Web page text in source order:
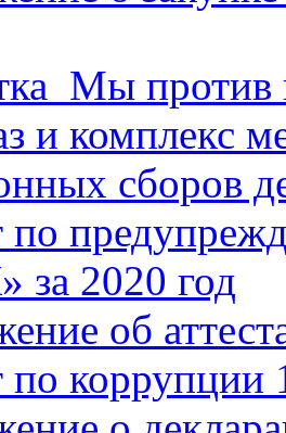
против
и комплекс
сборов
по
за 2020 год
об
по коррупции